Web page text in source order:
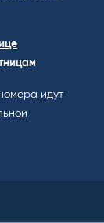
идут